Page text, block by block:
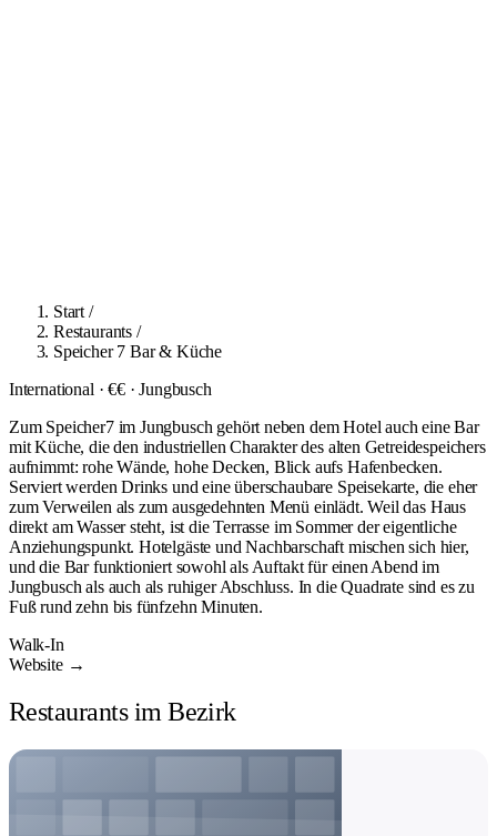
Start /
Restaurants /
Speicher 7 Bar & Küche
International · €€ · Jungbusch
Zum Speicher7 im Jungbusch gehört neben dem Hotel auch eine Bar
mit Küche, die den industriellen Charakter des alten Getreidespeichers
aufnimmt: rohe Wände, hohe Decken, Blick aufs Hafenbecken.
Serviert werden Drinks und eine überschaubare Speisekarte, die eher
zum Verweilen als zum ausgedehnten Menü einlädt. Weil das Haus
direkt am Wasser steht, ist die Terrasse im Sommer der eigentliche
Anziehungspunkt. Hotelgäste und Nachbarschaft mischen sich hier,
und die Bar funktioniert sowohl als Auftakt für einen Abend im
Jungbusch als auch als ruhiger Abschluss. In die Quadrate sind es zu
Fuß rund zehn bis fünfzehn Minuten.
Walk-In
Website →
Restaurants im Bezirk